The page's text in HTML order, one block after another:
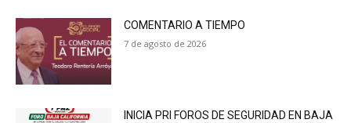
COMENTARIO A TIEMPO
7 de agosto de 2026
INICIA PRI FOROS DE SEGURIDAD EN BAJA